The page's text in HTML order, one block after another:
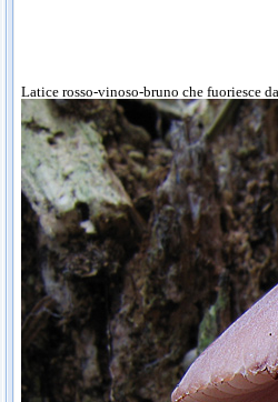
Latice rosso-vinoso-bruno che fuoriesce